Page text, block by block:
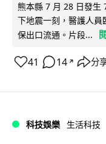
熊本縣 7 月 28 日發生
下地震一刻，醫護人員
保出口流通。片段...
41 14 ↗ 分
科技娛樂 生活科技